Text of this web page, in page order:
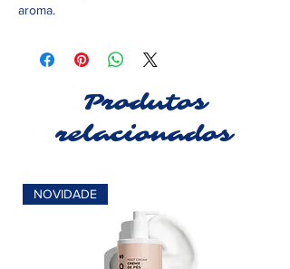
aroma.
Produtos
relacionados
NOVIDADE